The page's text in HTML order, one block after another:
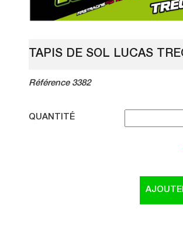
TAPIS DE SOL LUCAS
Référence 3382
QUANTITÉ